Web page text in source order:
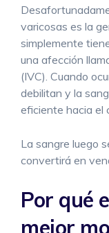
varicosas es la
simplemente
una afección
(IVC). Cuando
debilitan y la
eficiente hacia el
La sangre luego
convertirá en
Por qué
mejor